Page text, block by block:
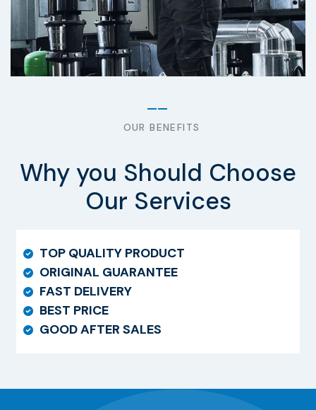
OUR BENEFITS
Why you Should Choose
Our Services
TOP QUALITY PRODUCT
ORIGINAL GUARANTEE
FAST DELIVERY
BEST PRICE
GOOD AFTER SALES